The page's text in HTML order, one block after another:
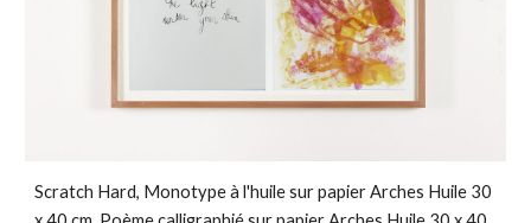
Scratch Hard, Monotype à l'huile sur papier Arches Huile 30